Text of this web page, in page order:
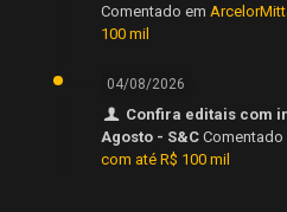
Comentado em
100 mil
04/08/2026
Confira editais com
Agosto - S&C Comentado
com até R$ 100 mil